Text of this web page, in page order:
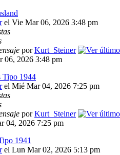
el Vie Mar 06, 2026 3:48 pm
porKurt_Steiner
06, 2026 3:48 pm
Tipo 1944
el Mié Mar 04, 2026 7:25 pm
porKurt_Steiner
04, 2026 7:25 pm
1941
el Lun Mar 02, 2026 5:13 pm